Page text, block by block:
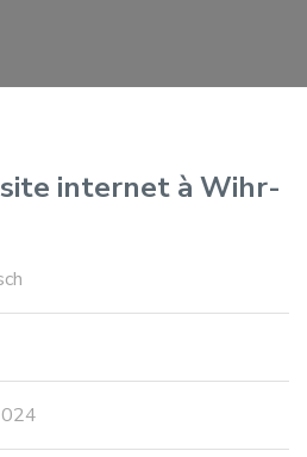
internet à Wihr-